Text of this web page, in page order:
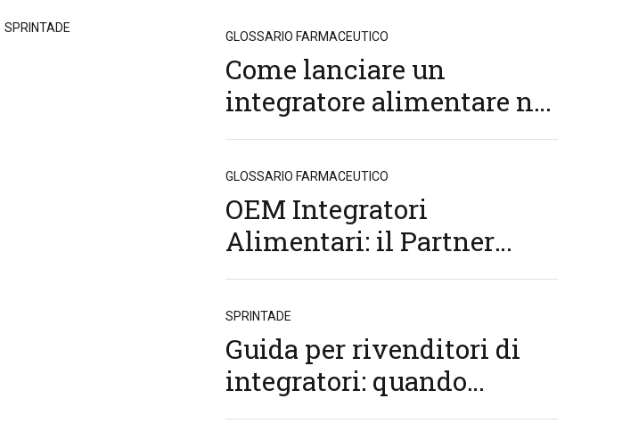
SPRINTADE
GLOSSARIO FARMACEUTICO
Come lanciare un
integratore alimentare nel
2026: costi, normative e
tempi reali
GLOSSARIO FARMACEUTICO
OEM Integratori
Alimentari: il Partner
Strategico per la Crescita
del Tuo Business
SPRINTADE
Guida per rivenditori di
integratori: quando
scegliere il conto terzi